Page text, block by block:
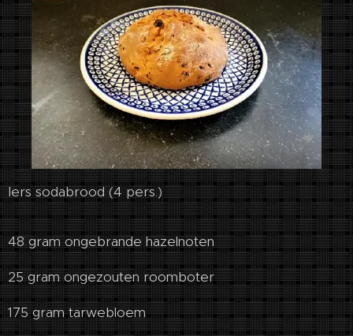
Iers sodabrood (4 pers.)
48 gram ongebrande hazelnoten
25 gram ongezouten roomboter
175 gram tarwebloem